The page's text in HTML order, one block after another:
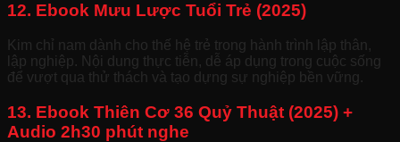
12. Ebook Mưu Lược Tuổi Trẻ (2025)
Kim chỉ nam dành cho thế hệ trẻ trong hành trình lập thân,
lập nghiệp. Nội dung thực tiễn, dễ áp dụng trong cuộc sống
để vượt qua thử thách và tạo dựng sự nghiệp bền vững.
13. Ebook Thiên Cơ 36 Quỷ Thuật (2025) +
Audio 2h30 phút nghe